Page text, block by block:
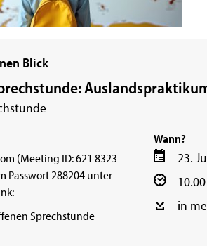
Blick
Wann?
23.
in
(Meeting ID: 621 8323
Passwort 288204 unter
Sprechstunde